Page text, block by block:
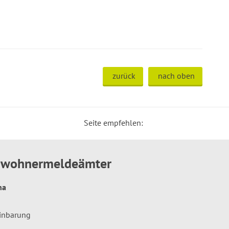
zurück nach oben
Seite empfehlen: